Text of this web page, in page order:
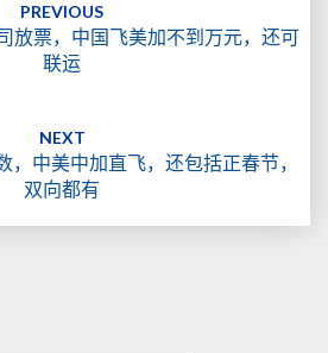
PREVIOUS
放票，中国飞美加不到万元，还可
联运
NEXT
，中美中加直飞，还包括正春节，
双向都有